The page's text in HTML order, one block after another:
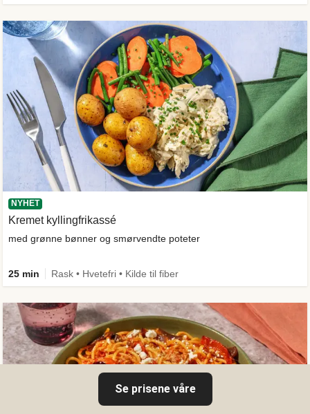
NYHET
Kremet kyllingfrikassé
med grønne bønner og smørvendte poteter
25 min Rask • Hvetefri • Kilde til fiber
Se prisene våre